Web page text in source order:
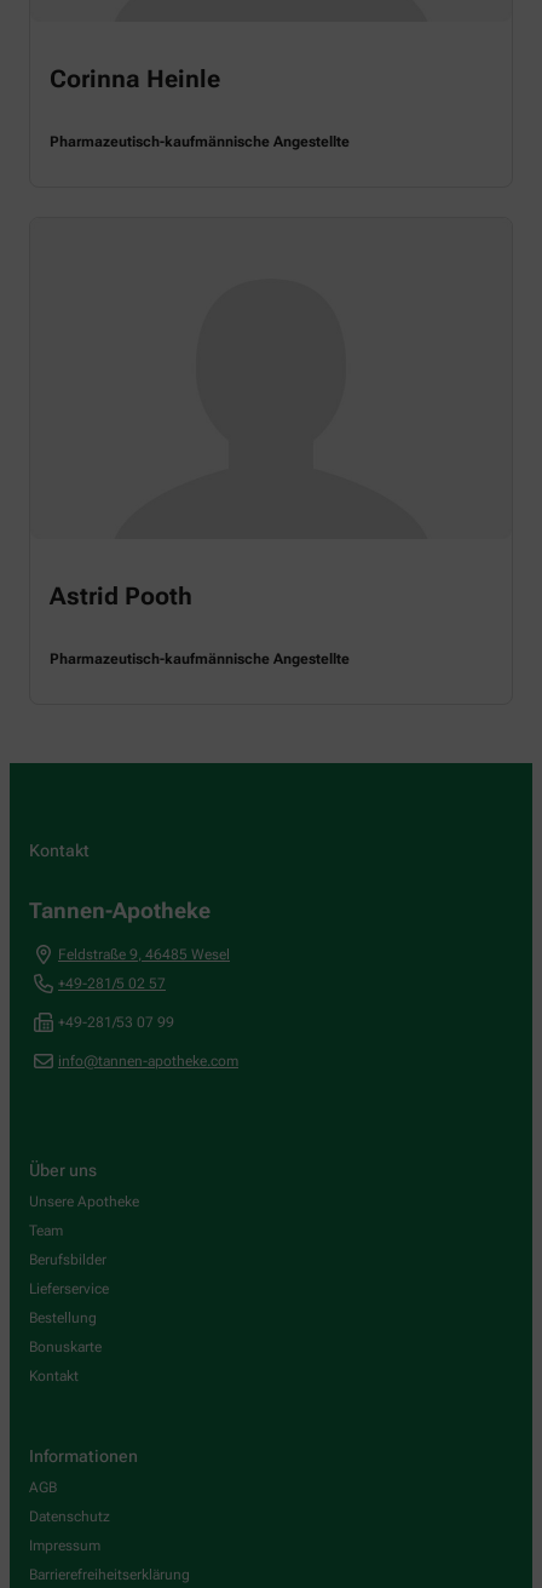
Corinna Heinle
Pharmazeutisch-kaufmännische Angestellte
Astrid Pooth
Pharmazeutisch-kaufmännische Angestellte
Kontakt
Tannen-Apotheke
Feldstraße 9, 46485 Wesel
+49-281/5 02 57
+49-281/53 07 99
info@tannen-apotheke.com
Über uns
Unsere Apotheke
Team
Berufsbilder
Lieferservice
Bestellung
Bonuskarte
Kontakt
Informationen
AGB
Datenschutz
Impressum
Barrierefreiheitserklärung